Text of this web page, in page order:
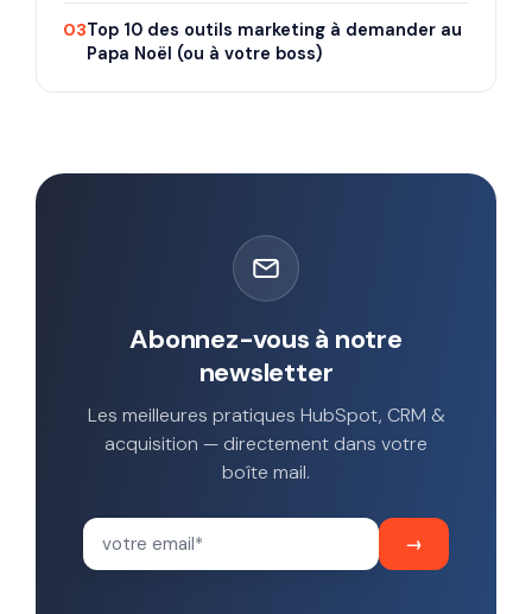
03Top 10 des outils marketing à demander au
Papa Noël (ou à votre boss)
Abonnez-vous à notre
newsletter
Les meilleures pratiques HubSpot, CRM &
acquisition — directement dans votre
boîte mail.